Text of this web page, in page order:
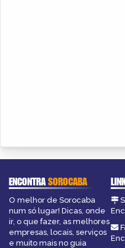
ENCONTRASOROCABA
O melhor de Sorocaba
num só lugar! Dicas, onde
ir, o que fazer, as melhores
empresas, locais, serviços
e muito mais no guia